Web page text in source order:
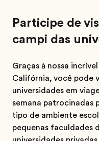
Participe de
campi das
Graças à nossa
Califórnia, você pode
universidades em
semana patrocinadas
tipo de ambiente
pequenas faculdades